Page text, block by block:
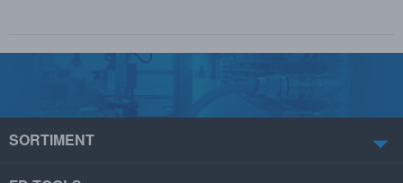
SORTIMENT